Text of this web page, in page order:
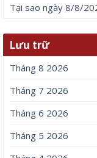
Tại sao ngày 8/8/
Lưu trữ
Tháng 8 2026
Tháng 7 2026
Tháng 6 2026
Tháng 5 2026